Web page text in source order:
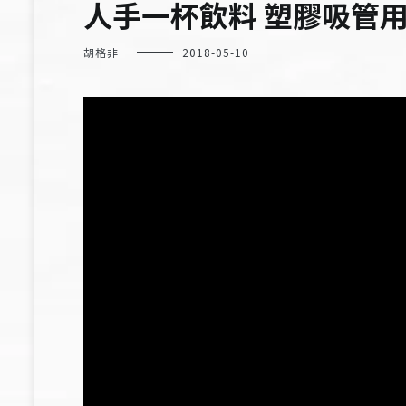
人手一杯飲料 塑膠吸管
胡格非 2018-05-10